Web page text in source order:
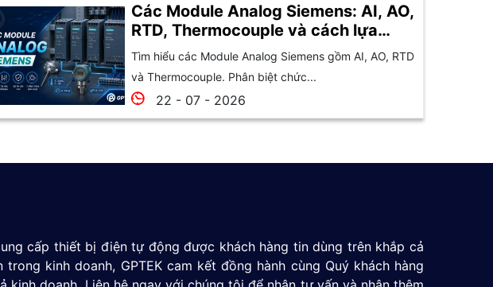
Các Module Analog Siemens: AI, AO,
RTD, Thermocouple và cách lựa
chọn
Tìm hiểu các Module Analog Siemens gồm AI, AO, RTD
và Thermocouple. Phân biệt chức...
22 - 07 - 2026
cấp thiết bị điện tự động được khách hàng tin dùng trên khắp cả
kinh doanh, GPTEK cam kết đồng hành cùng Quý khách hàng